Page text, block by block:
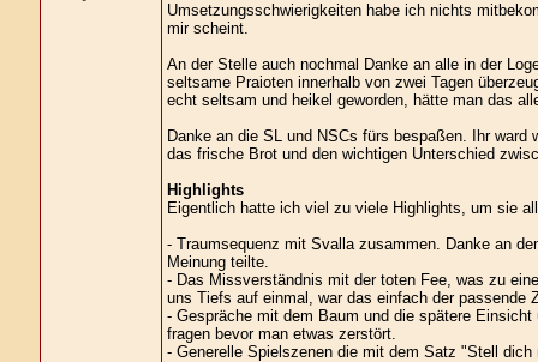
Umsetzungsschwierigkeiten habe ich nichts
mir scheint.
An der Stelle auch nochmal Danke an alle in der
seltsame Praioten innerhalb von zwei Tagen
echt seltsam und heikel geworden, hätte man das
Danke an die SL und NSCs fürs bespaßen. Ihr
das frische Brot und den wichtigen Unterschied
Highlights
Eigentlich hatte ich viel zu viele Highlights, um sie
- Traumsequenz mit Svalla zusammen. Danke an
Meinung teilte.
- Das Missverständnis mit der toten Fee, was zu
uns Tiefs auf einmal, war das einfach der passende
- Gespräche mit dem Baum und die spätere
fragen bevor man etwas zerstört.
- Generelle Spielszenen die mit dem Satz "Stell